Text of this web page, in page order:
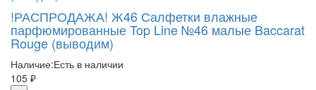
!РАСПРОДАЖА! Ж46 Салфетки влажные
парфюмированные Top Line №46 малые Baccarat
Rouge (выводим)
Наличие:Есть в наличии
105 ₽